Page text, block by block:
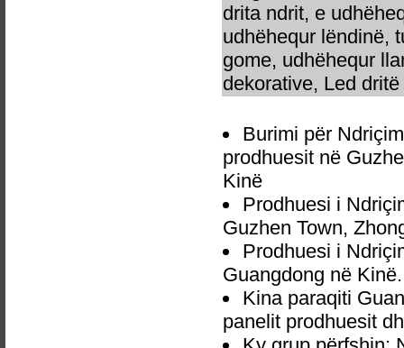
drita ndrit, e
udhëhequr lëndinë,
gome, udhëhequr
dekorative, Led
Burimi për
prodhuesit në
Kinë
Prodhuesi i
Guzhen Town,
Prodhuesi i
Guangdong në Kinë.
Kina paraqiti
panelit prodhuesit